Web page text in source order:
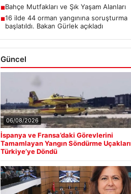
■Bahçe Mutfakları ve Şık Yaşam Alanları
■16 ilde 44 orman yangınına soruşturma
başlatıldı. Bakan Gürlek açıkladı
Güncel
06/08/2026
İspanya ve Fransa’daki Görevlerini
Tamamlayan Yangın Söndürme Uçakları
Türkiye’ye Döndü